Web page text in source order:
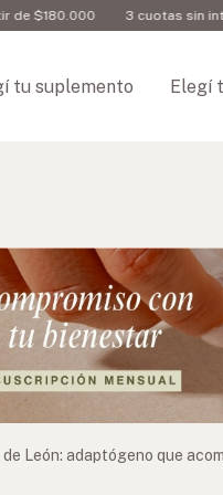
3 cuotas sin interés
tu suplemento Elegí
de León: adaptógeno que